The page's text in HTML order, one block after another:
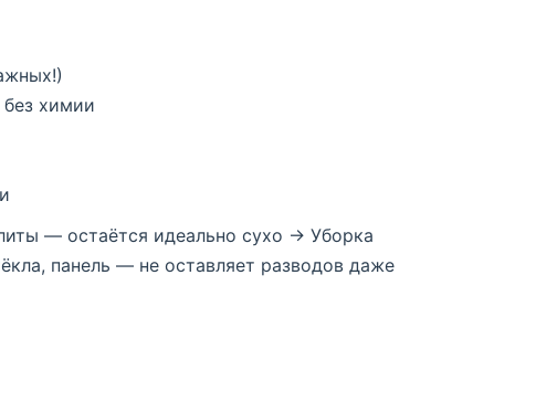
химии
— остаётся идеально сухо → Уборка
панель — не оставляет разводов даже